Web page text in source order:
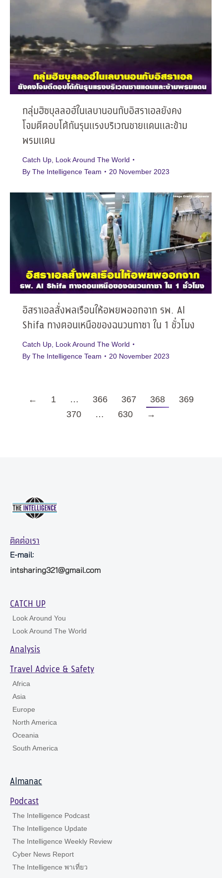
กลุ่มฮิซบุลลอฮ์ในเลบานอนกับอิสราเอลยังคง
โจมตีตอบโต้กันรุนแรงบริเวณชายแดนและข้าม
พรมแดน
Catch Up Look Around The World
By The Intelligence Team 20 November 2023
อิสราเอลสั่งพลเรือนให้อพยพออกจาก รพ. Al
Shifa ทางตอนเหนือของฉนวนกาซา ใน 1 ชั่วโมง
Catch Up Look Around The World
By The Intelligence Team 20 November 2023
← 1 … 366 367 368
369
370
… 630 →
ติดต่อเรา
E-mail:
intsharing321@gmail.com
CATCH UP
Look Around You
Look Around The World
Analysis
Travel Advice & Safety
Africa
Asia
Europe
North America
Oceania
South America
Almanac
Podcast
The Intelligence Podcast
The Intelligence Update
The Intelligence Weekly Review
Cyber News Report
The Intelligence พาเที่ยว